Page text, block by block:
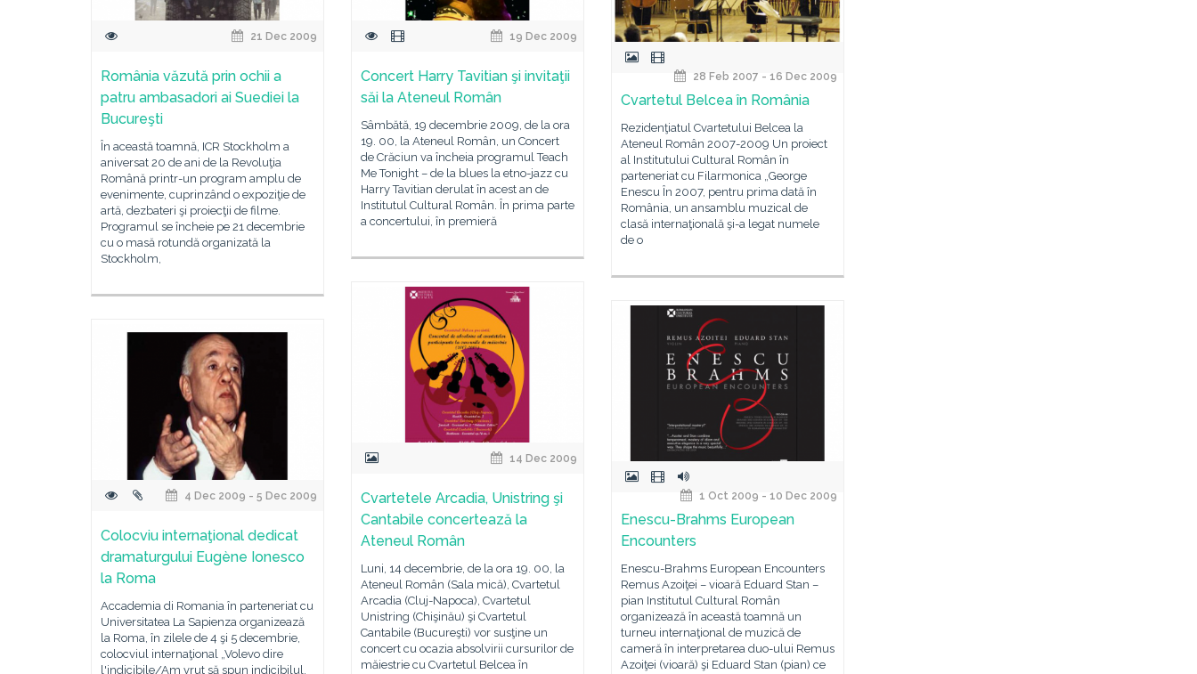
21 Dec 2009
România văzută prin ochii a
patru ambasadori ai Suediei la
Bucureşti
În această toamnă, ICR Stockholm a
aniversat 20 de ani de la Revoluţia
Română printr-un program amplu de
evenimente, cuprinzând o expoziţie de
artă, dezbateri şi proiecţii de filme.
Programul se încheie pe 21 decembrie
cu o masă rotundă organizată la
Stockholm,
19 Dec 2009
Concert Harry Tavitian şi invitaţii
săi la Ateneul Român
Sâmbătă, 19 decembrie 2009, de la ora
19. 00, la Ateneul Român, un Concert
de Crăciun va încheia programul Teach
Me Tonight – de la blues la etno-jazz cu
Harry Tavitian derulat în acest an de
Institutul Cultural Român. În prima parte
a concertului, în premieră
28 Feb 2007 - 16 Dec 2009
Cvartetul Belcea în România
Rezidenţiatul Cvartetului Belcea la
Ateneul Român 2007-2009 Un proiect
al Institutului Cultural Român în
parteneriat cu Filarmonica „George
Enescu În 2007, pentru prima dată în
România, un ansamblu muzical de
clasă internaţională şi-a legat numele
de o
14 Dec 2009
Cvartetele Arcadia, Unistring şi
Cantabile concertează la
Ateneul Român
Luni, 14 decembrie, de la ora 19. 00, la
Ateneul Român (Sala mică), Cvartetul
Arcadia (Cluj-Napoca), Cvartetul
Unistring (Chişinău) şi Cvartetul
Cantabile (Bucureşti) vor susţine un
concert cu ocazia absolvirii cursurilor de
măiestrie cu Cvartetul Belcea în
1 Oct 2009 - 10 Dec 2009
Enescu-Brahms European
Encounters
Enescu-Brahms European Encounters
Remus Azoiţei – vioară Eduard Stan –
pian Institutul Cultural Român
organizează în această toamnă un
turneu internaţional de muzică de
cameră în interpretarea duo-ului Remus
Azoiţei (vioară) şi Eduard Stan (pian) ce
4 Dec 2009 - 5 Dec 2009
Colocviu internaţional dedicat
dramaturgului Eugène Ionesco
la Roma
Accademia di Romania în parteneriat cu
Universitatea La Sapienza organizează
la Roma, în zilele de 4 şi 5 decembrie,
colocviul internaţional „Volevo dire
l'indicibile/Am vrut să spun indicibilul,